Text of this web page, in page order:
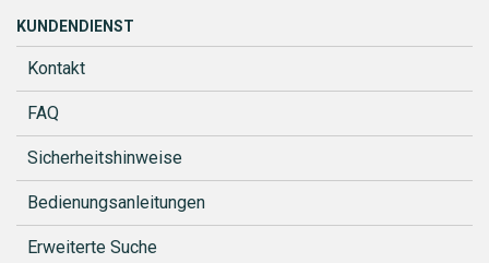
KUNDENDIENST
Kontakt
FAQ
Sicherheitshinweise
Bedienungsanleitungen
Erweiterte Suche